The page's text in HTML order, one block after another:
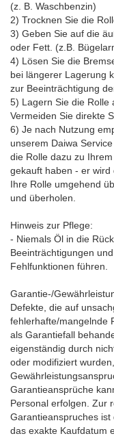
(z. B. Waschbenzin)
2) Trocknen Sie die
3) Geben Sie auf die
oder Fett. (z.B.
4) Lösen Sie die
bei längerer Lagerung
zur Beeinträchtigung
5) Lagern Sie die Rolle
Vermeiden Sie direkte
6) Je nach Nutzung
unserem Daiwa
die Rolle dazu zu
gekauft haben - er wird
Ihre Rolle umgehend
und überholen.
Hinweis zur Pflege:
- Niemals Öl in die
Beeinträchtigungen und
Fehlfunktionen führen.
Garantie-/
Defekte, die auf
fehlerhafte/mangelnde
als Garantiefall
eigenständig durch
oder modifiziert
Garantieansprüche
Personal erfolgen. Zur
Garantieanspruches
das exakte Kaufdatum